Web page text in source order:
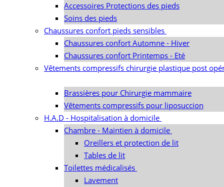
Accessoires Protections des pieds
Soins des pieds
Chaussures confort pieds sensibles
Chaussures confort Automne - Hiver
Chaussures confort Printemps - Eté
Vêtements compressifs chirurgie plastique post
Brassières pour Chirurgie mammaire
Vêtements compressifs pour liposuccion
H.A.D - Hospitalisation à domicile
Chambre - Maintien à domicile
Oreillers et protection de lit
Tables de lit
Toilettes médicalisés
Lavement